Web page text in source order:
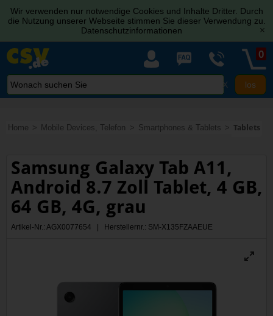
Wir verwenden nur notwendige Cookies und Inhalte Dritter. Durch
die Nutzung unserer Webseite stimmen Sie dieser Verwendung zu.
Datenschutzinformationen
[x]
X
0
Home Mobile Devices, Telefon Smartphones & Tablets Tablets
Samsung Galaxy Tab A11,
Android 8.7 Zoll Tablet, 4 GB,
64 GB, 4G, grau
Artikel-Nr.: AGX0077654 | Herstellernr.: SM-X135FZAAEUE